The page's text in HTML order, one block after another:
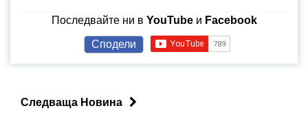
Последвайте ни в YouTubeи Facebook
Сподели
Следваща Новина